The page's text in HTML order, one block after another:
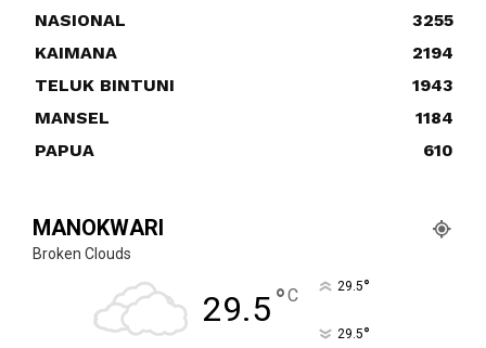
NASIONAL
3255
KAIMANA
2194
TELUK BINTUNI
1943
MANSEL
1184
PAPUA
610
MANOKWARI
Broken Clouds
29.5°C 29.5°
29.5°